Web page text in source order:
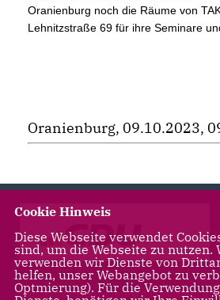
Oranienburg noch die Räume von
Lehnitzstraße 69 für ihre Seminare
Oranienburg, 09.10.2023,
Landtagsabgeordnete für Leegebruch,
Cookie Hinweis
Diese Webseite verwendet
sind, um die Webseite zu nutzen.
verwenden wir Dienste von
helfen, unser Webangebot zu
Optmierung). Für die